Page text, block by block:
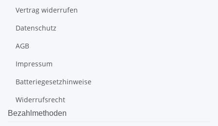
Vertrag widerrufen
Datenschutz
AGB
Impressum
Batteriegesetzhinweise
Widerrufsrecht
Bezahlmethoden